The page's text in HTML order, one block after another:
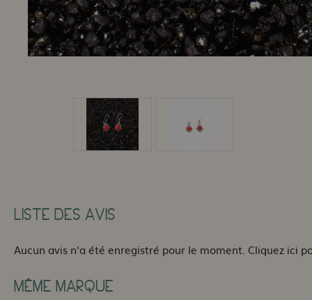
LISTE DES AVIS
Aucun avis n'a été enregistré pour le moment. Cliquez ici
MÊME MARQUE